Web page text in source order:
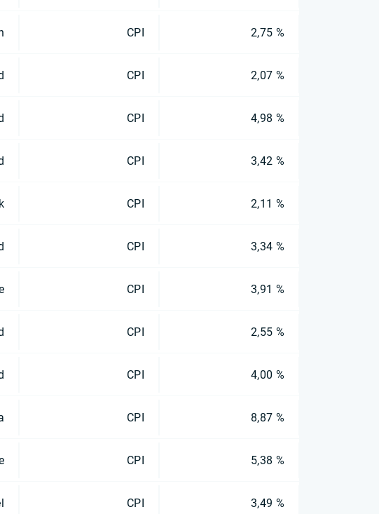
CPI 2,75 %
CPI 2,07 %
CPI 4,98 %
CPI 3,42 %
CPI 2,11 %
CPI 3,34 %
CPI 3,91 %
CPI 2,55 %
CPI 4,00 %
CPI 8,87 %
CPI 5,38 %
CPI 3,49 %